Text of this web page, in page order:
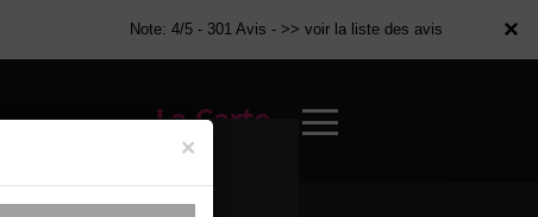
×
Note: 4/5 - 301 Avis - >> voir la liste des avis
La Carte
×
×